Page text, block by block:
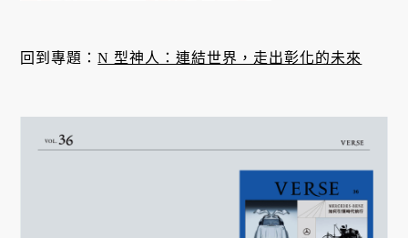
回到專題：N 型神人：連結世界，走出彰化的未來